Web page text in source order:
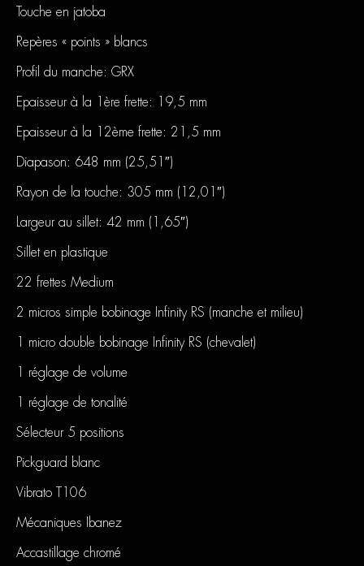
Touche en jatoba
Repères « points » blancs
Profil du manche: GRX
Epaisseur à la 1ère frette: 19,5 mm
Epaisseur à la 12ème frette: 21,5 mm
Diapason: 648 mm (25,51″)
Rayon de la touche: 305 mm (12,01″)
Largeur au sillet: 42 mm (1,65″)
Sillet en plastique
22 frettes Medium
2 micros simple bobinage Infinity RS (manche et milieu)
1 micro double bobinage Infinity RS (chevalet)
1 réglage de volume
1 réglage de tonalité
Sélecteur 5 positions
Pickguard blanc
Vibrato T106
Mécaniques Ibanez
Accastillage chromé